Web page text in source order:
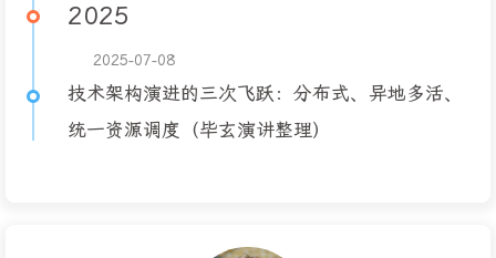
2025
2025-07-08
技术架构演进的三次飞跃：分布式、异地多活、
统一资源调度（毕玄演讲整理）